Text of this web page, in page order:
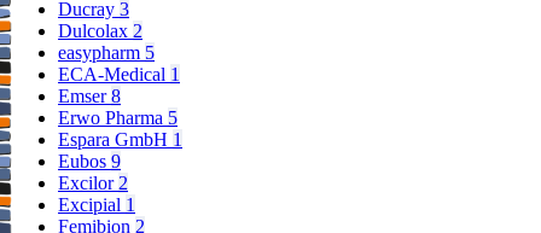
Ducray 3
Dulcolax 2
easypharm 5
ECA-Medical 1
Emser8
Erwo Pharma 5
Espara GmbH 1
Eubos 9
Excilor2
Excipial 1
Femibion 2